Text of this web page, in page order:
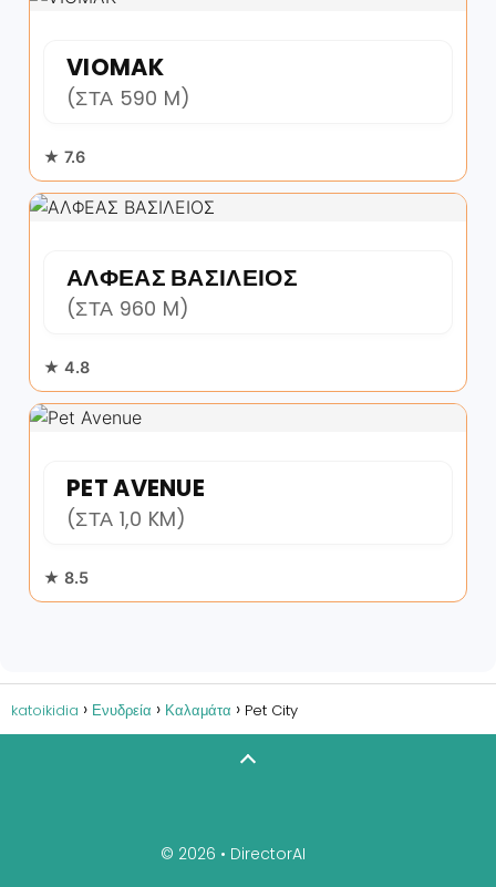
VIOMAK
(ΣΤΑ 590 M)
★ 7.6
ΑΛΦΕΑΣ ΒΑΣΙΛΕΙΟΣ
(ΣΤΑ 960 M)
★ 4.8
PET AVENUE
(ΣΤΑ 1,0 KM)
★ 8.5
katoikidia Ενυδρεία Καλαμάτα Pet City
© 2026 • DirectorAI